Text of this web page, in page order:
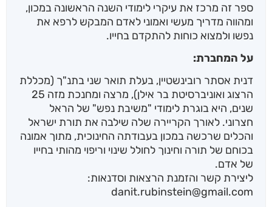
ספר זה מרכז את עיקרי לימודי השנה הראשונה במכון,
ומהווה מדריך מעשי ואמוני לאדם המבקש לרפא את
נפשו ולמצוא כוחות להתקדם בחייו.
על המחברת:
דנית אסתר רובינשטיין, בעלת תואר שני בתנ"ך (מכללת
הרצוג ואוניברסיטת בר אילן), מרצה ומחנכת מזה 25
שנים, היא בוגרת לימודי "משיבת נפש" של הראל
חצרוני. לאורך הקריירה שלה שילבה את תורת ישראל
והכלים שרכשה במכון בעבודתה החינוכית, מתוך אמונה
בכוחם של תורה וחינוך לחולל שינוי וריפוי מהותי בחייו
של אדם.
ליצירת קשר והזמנת הרצאות וסדנאות:
danit.rubinstein@gmail.com